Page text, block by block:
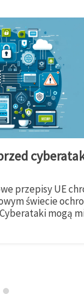
przepisy UE
świecie
mogą